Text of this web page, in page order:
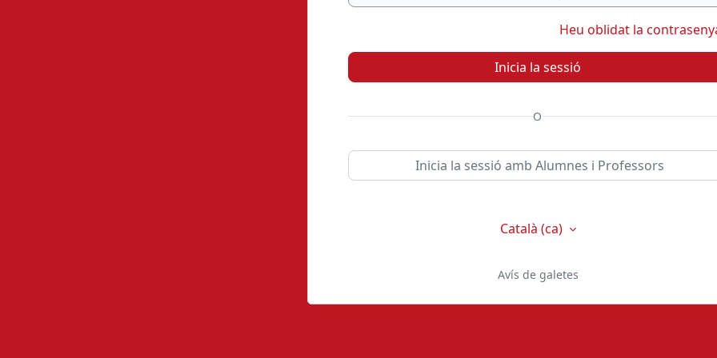
Heu oblidat la
Inicia la sessió
O
Inicia la sessió amb Alumnes i Professors
Català ‎(ca)‎
Avís de galetes